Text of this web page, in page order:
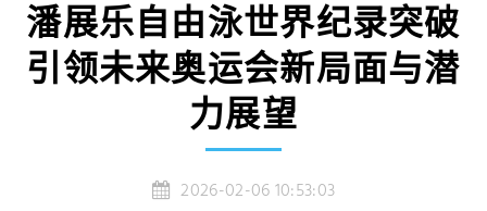
潘展乐自由泳世界纪录突破
引领未来奥运会新局面与潜
力展望
2026-02-06 10:53:03